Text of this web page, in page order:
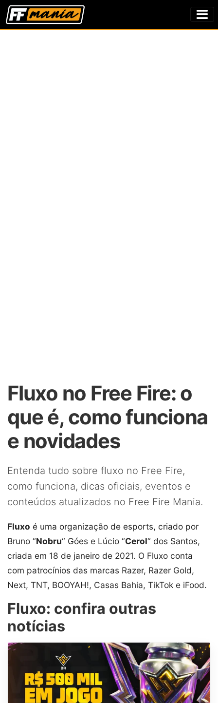
Fluxo no Free Fire: o
que é, como funciona
e novidades
Entenda tudo sobre fluxo no Free Fire,
como funciona, dicas oficiais, eventos e
conteúdos atualizados no Free Fire Mania.
Fluxo é uma organização de esports, criado por
Bruno “Nobru“ Góes e Lúcio “Cerol“ dos Santos,
criada em 18 de janeiro de 2021. O Fluxo conta
com patrocínios das marcas Razer, Razer Gold,
Next, TNT, BOOYAH!, Casas Bahia, TikTok e iFood.
Fluxo: confira outras
notícias